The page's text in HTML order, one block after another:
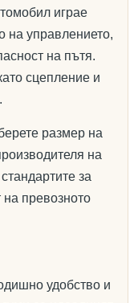
играе
на управлението,
на пътя.
сцепление и
размер на
на
за
на превозното
удобство и